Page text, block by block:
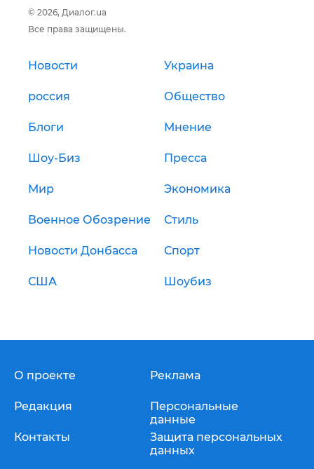
© 2026, Диалог.ua
Все права защищены.
Новости Украина
россия Общество
Блоги Мнение
Шоу-Биз Пресса
Мир Экономика
Военное Обозрение Стиль
Новости Донбасса Спорт
США Шоубиз
О проекте
Редакция
Контакты
Реклама
Персональные
данные
Защита персональных
данных